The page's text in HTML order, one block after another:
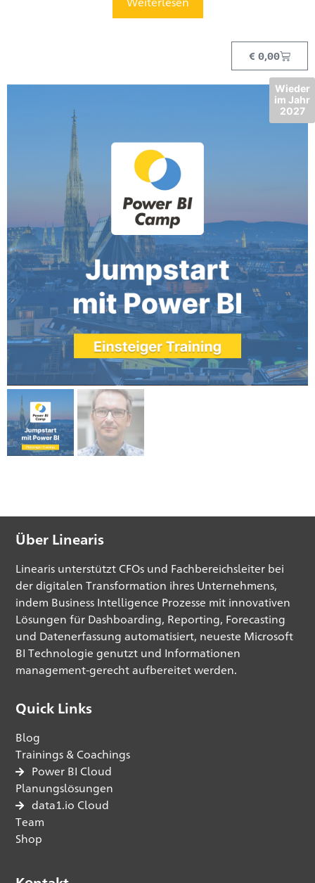
€ 0,00
Wieder
im Jahr
2027
Über Linearis
Linearis unterstützt CFOs und Fachbereichsleiter bei
der digitalen Transformation ihres Unternehmens,
indem Business Intelligence Prozesse mit innovativen
Lösungen für Dashboarding, Reporting, Forecasting
und Datenerfassung automatisiert, neueste Microsoft
BI Technologie genutzt und Informationen
management-gerecht aufbereitet werden.
Quick Links
Blog
Trainings & Coachings
Power BI Cloud
Planungslösungen
data1.io Cloud
Team
Shop